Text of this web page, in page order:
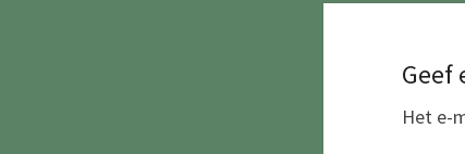
Geef
Het e-